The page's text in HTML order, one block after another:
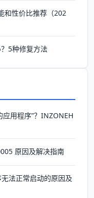
和性价比推荐（202
5种修复方法
用程序”？INZONEH
原因及解决指南
法正常启动的原因及